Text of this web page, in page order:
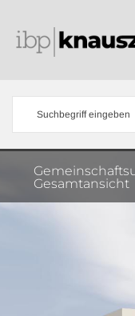
Gesamtansicht